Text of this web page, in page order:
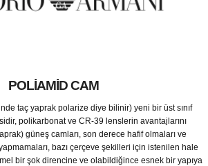
POLIAMID CAM
taç yaprak polarize diye bilinir) yeni bir üst sınıf
polikarbonat ve CR-39 lenslerin avantajlarını
güneş camları, son derece hafif olmaları ve
bazı çerçeve şekilleri için istenilen hale
bir şok direncine ve olabildiğince esnek bir yapıya